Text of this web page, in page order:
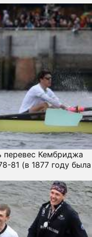
перевес Кембриджа
81 (в 1877 году была